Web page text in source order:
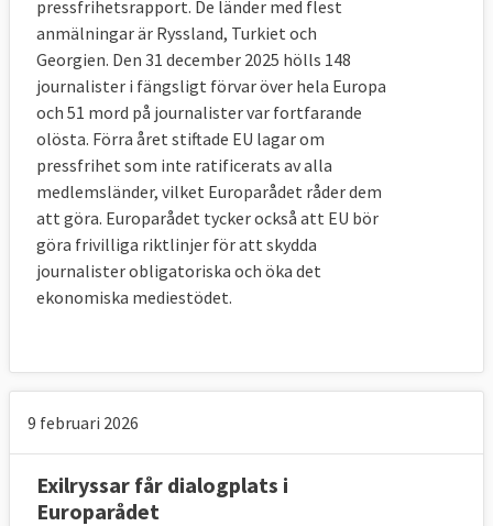
pressfrihetsrapport. De länder med flest
anmälningar är Ryssland, Turkiet och
Georgien. Den 31 december 2025 hölls 148
journalister i fängsligt förvar över hela Europa
och 51 mord på journalister var fortfarande
olösta. Förra året stiftade EU lagar om
pressfrihet som inte ratificerats av alla
medlemsländer, vilket Europarådet råder dem
att göra. Europarådet tycker också att EU bör
göra frivilliga riktlinjer för att skydda
journalister obligatoriska och öka det
ekonomiska mediestödet.
9 februari 2026
Exilryssar får dialogplats i
Europarådet